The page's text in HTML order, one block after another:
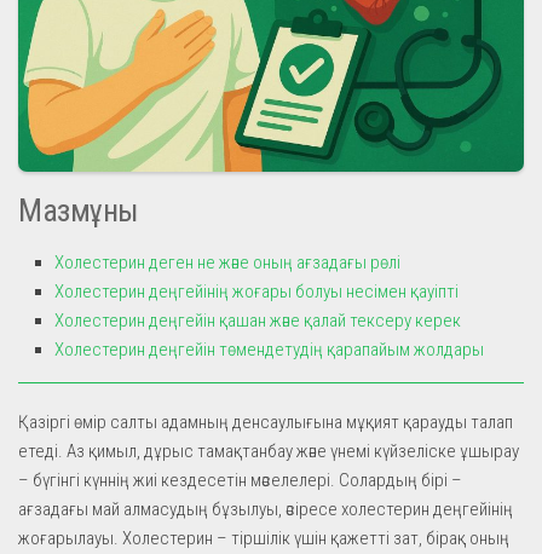
Мазмұны
Холестерин деген не және оның ағзадағы рөлі
Холестерин деңгейінің жоғары болуы несімен қауіпті
Холестерин деңгейін қашан және қалай тексеру керек
Холестерин деңгейін төмендетудің қарапайым жолдары
Қазіргі өмір салты адамның денсаулығына мұқият қарауды талап
етеді. Аз қимыл, дұрыс тамақтанбау және үнемі күйзеліске ұшырау
– бүгінгі күннің жиі кездесетін мәселелері. Солардың бірі –
ағзадағы май алмасудың бұзылуы, әсіресе холестерин деңгейінің
жоғарылауы. Холестерин – тіршілік үшін қажетті зат, бірақ оның